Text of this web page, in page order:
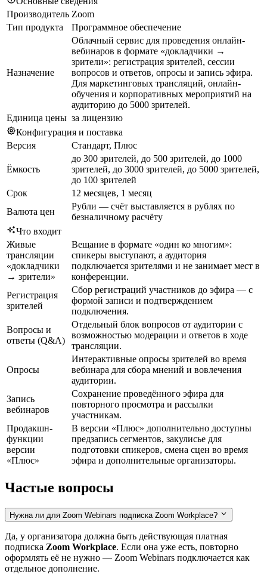
Производитель Zoom
Тип продукта
Программное обеспечение
Назначение
Облачный сервис для проведения онлайн-
вебинаров в формате «докладчики →
зрители»: регистрация зрителей, сессии
вопросов и ответов, опросы и запись эфира.
Для маркетинговых трансляций, онлайн-
обучения и корпоративных мероприятий на
аудиторию до 5000 зрителей.
Единица цены за лицензию
Конфигурация и поставка
Версия
Стандарт, Плюс
Ёмкость
до 300 зрителей, до 500 зрителей, до 1000
зрителей, до 3000 зрителей, до 5000 зрителей,
до 100 зрителей
Срок
12 месяцев, 1 месяц
Валюта цен
Рубли — счёт выставляется в рублях по
безналичному расчёту
Что входит
Живые
трансляции
«докладчики
→ зрители»
Вещание в формате «один ко многим»:
спикеры выступают, а аудитория
подключается зрителями и не занимает мест в
конференции.
Регистрация
зрителей
Сбор регистраций участников до эфира — с
формой записи и подтверждением
подключения.
Вопросы и
ответы (Q&A)
Отдельный блок вопросов от аудитории с
возможностью модерации и ответов в ходе
трансляции.
Опросы
Интерактивные опросы зрителей во время
вебинара для сбора мнений и вовлечения
аудитории.
Запись
вебинаров
Сохранение проведённого эфира для
повторного просмотра и рассылки
участникам.
Продакшн-
функции
версии
«Плюс»
В версии «Плюс» дополнительно доступны
предзапись сегментов, закулисье для
подготовки спикеров, смена сцен во время
эфира и дополнительные организаторы.
Частые вопросы
Нужна ли для Zoom Webinars подписка Zoom Workplace?
Да, у организатора должна быть действующая платная
подписка Zoom Workplace. Если она уже есть, повторно
оформлять её не нужно — Zoom Webinars подключается как
отдельное дополнение.